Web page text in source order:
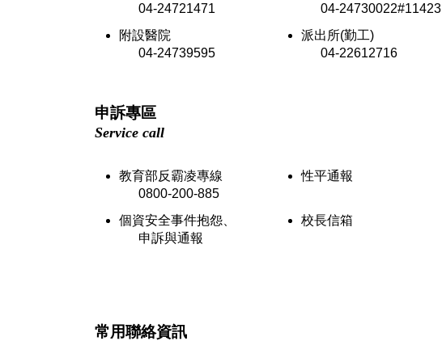
04-24721471
04-24730022#11423
附設醫院
04-24739595
派出所(勤工)
04-22612716
申訴專區
Service call
教育部反霸凌專線
0800-200-885
性平通報
個資安全事件抱怨、
申訴與通報
校長信箱
常用聯絡資訊